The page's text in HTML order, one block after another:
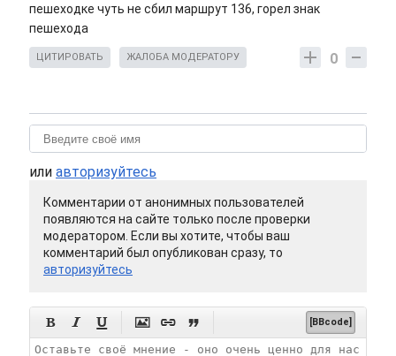
пешеходке чуть не сбил маршрут 136, горел знак
пешехода
0
ЦИТИРОВАТЬ ЖАЛОБА МОДЕРАТОРУ
или авторизуйтесь
Комментарии от анонимных пользователей
появляются на сайте только после проверки
модератором. Если вы хотите, чтобы ваш
комментарий был опубликован сразу, то
авторизуйтесь
      [BBcode]